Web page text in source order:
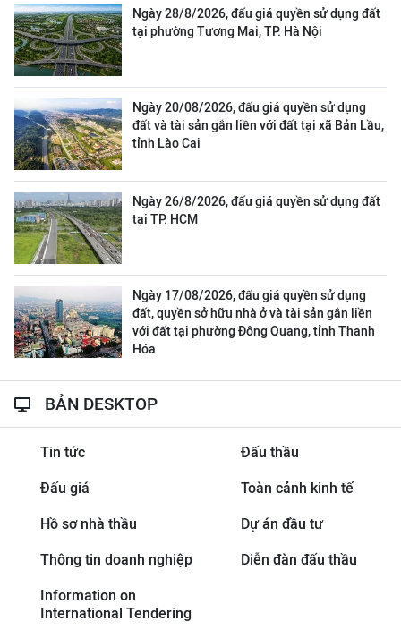
Ngày 28/8/2026, đấu giá quyền sử dụng đất
tại phường Tương Mai, TP. Hà Nội
Ngày 20/08/2026, đấu giá quyền sử dụng
đất và tài sản gắn liền với đất tại xã Bản Lầu,
tỉnh Lào Cai
Ngày 26/8/2026, đấu giá quyền sử dụng đất
tại TP. HCM
Ngày 17/08/2026, đấu giá quyền sử dụng
đất, quyền sở hữu nhà ở và tài sản gắn liền
với đất tại phường Đông Quang, tỉnh Thanh
Hóa
BẢN DESKTOP
Tin tức Đấu thầu
Đấu giá Toàn cảnh kinh tế
Hồ sơ nhà thầu Dự án đầu tư
Thông tin doanh nghiệp Diễn đàn đấu thầu
Information on
International Tendering